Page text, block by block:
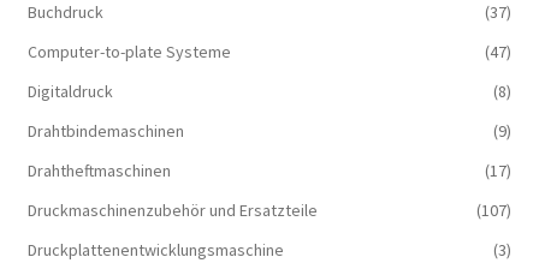
Buchdruck
(37)
Computer-to-plate Systeme
(47)
Digitaldruck
(8)
Drahtbindemaschinen
(9)
Drahtheftmaschinen
(17)
Druckmaschinenzubehör und Ersatzteile
(107)
Druckplattenentwicklungsmaschine
(3)